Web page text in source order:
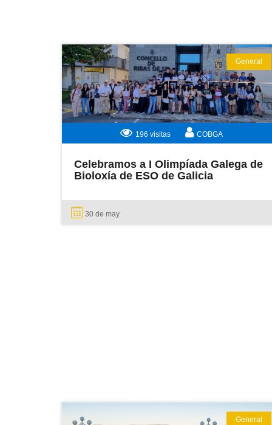
196 visitas COBGA
General
LEER MÁS
Celebramos a I Olimpíada Galega de
Bioloxía de ESO de Galicia
30 de may.
General